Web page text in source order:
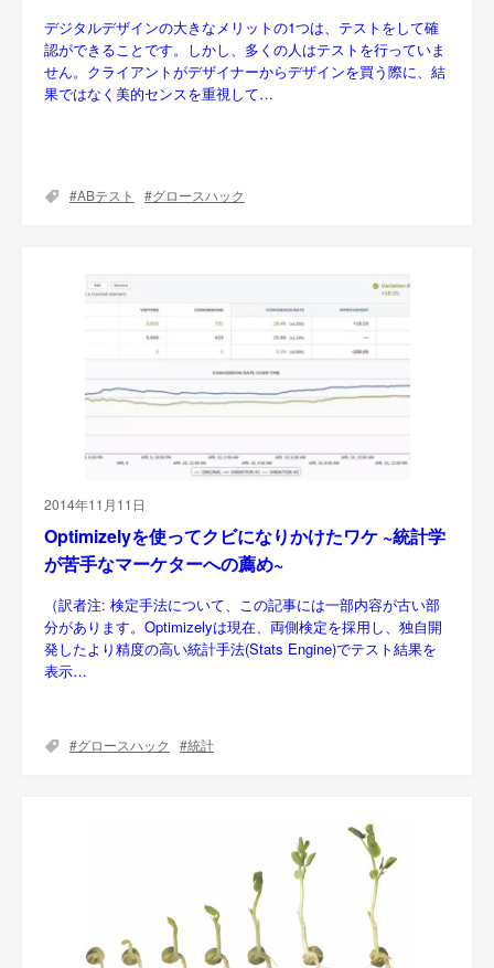
デジタルデザインの大きなメリットの1つは、テストをして確
認ができることです。しかし、多くの人はテストを行っていま
せん。クライアントがデザイナーからデザインを買う際に、結
果ではなく美的センスを重視して…
ABテスト グロースハック
2014年11月11日
Optimizelyを使ってクビになりかけたワケ ~統計学
が苦手なマーケターへの薦め~
（訳者注: 検定手法について、この記事には一部内容が古い部
分があります。Optimizelyは現在、両側検定を採用し、独自開
発したより精度の高い統計手法(Stats Engine)でテスト結果を
表示…
グロースハック 統計